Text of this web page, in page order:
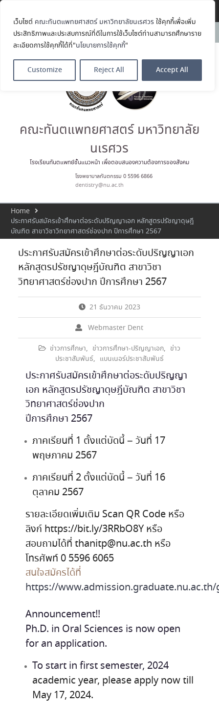
เว็บไซต์ คณะทันตแพทยศาสตร์ มหาวิทยาลัยนเรศวร ใช้คุกกี้เพื่อเพิ่ม
ประสิทธิภาพและประสบการณ์ที่ดีในการใช้เว็บไซต์ท่านสามารถศึกษาราย
ละเอียดการใช้คุกกี้ได้ที่"นโยบายการใช้คุกกี้"
Customize Reject All Accept All
News:
คณะทันตแพทยศาสตร์
มหาวิทยาลัยนเรศวร ร่วมออกบูธ
ประชาสัมพันธ์ หลักสูตรทันตแพทย
ประกาศนียบัตรผู้ช่วยทันตแพทย์
ในโครงการ Open House 2026
ตน ค้นหาตัวเอง
ประกาศคณะทันตแพทยศาสตร์
มหาวิทยาลัยนเรศวร เรื่อง ผู้ผ่าน
การสอบแข่งขันเข้าเป็นพนักงาน
ราชการ (เงินรายได้) ตำแหน่ง ผู้
ประมวลภาพบรรยากาศกิจกรรม
Dent Connect Board Game
2569 ณ คณะทันแพทยศาสตร์
คณะทันตแพทยศาสตร์ มหาวิทยาลัย
นเรศวร
โรงเรียนทันตแพทย์ชั้นแนวหน้า เพื่อตอบสนองความต้องการของสังคม
โรงพยาบาลทันตกรรม 0 5596 6866
dentistry@nu.ac.th
Home
ประกาศรับสมัครเข้าศึกษาต่อระดับปริญญาเอก หลักสูตรปรัชญาดุษฎี
บัณฑิต สาขาวิชาวิทยาศาสตร์ช่องปาก ปีการศึกษา 2567
ประกาศรับสมัครเข้าศึกษาต่อระดับปริญญาเอก
หลักสูตรปรัชญาดุษฎีบัณฑิต สาขาวิชา
วิทยาศาสตร์ช่องปาก ปีการศึกษา 2567
21 ธันวาคม 2023
Webmaster Dent
ข่าวการศึกษา, ข่าวการศึกษา-ปริญญาเอก, ข่าว
ประชาสัมพันธ์, แบนเนอร์ประชาสัมพันธ์
ประกาศรับสมัครเข้าศึกษาต่อระดับปริญญา
เอก หลักสูตรปรัชญาดุษฎีบัณฑิต สาขาวิชา
วิทยาศาสตร์ช่องปาก
ปีการศึกษา 2567
ภาคเรียนที่ 1 ตั้งแต่บัดนี้ – วันที่ 17
พฤษภาคม 2567
ภาคเรียนที่ 2 ตั้งแต่บัดนี้ – วันที่ 16
ตุลาคม 2567
รายละเอียดเพิ่มเติม Scan QR Code หรือ
ลิงก์ https://bit.ly/3RRbO8Y หรือ
สอบถามได้ที่ thanitp@nu.ac.th หรือ
โทรศัพท์ 0 5596 6065
สนใจสมัครได้ที่
https://
Announcement!!
Ph.D. in Oral Sciences is now open
for an application.
To start in first semester, 2024
academic year, please apply now till
May 17, 2024.